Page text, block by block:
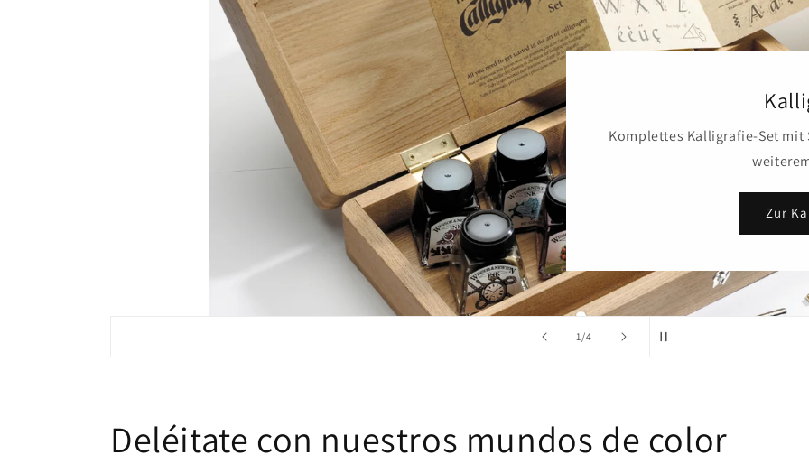
2 /de
4
inkl. zweier
Zum
Deléitate con nuestros mundos de color